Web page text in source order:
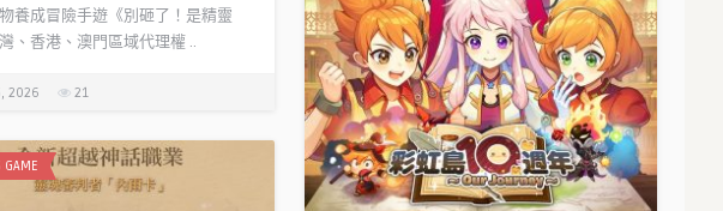
養成冒險手遊《別砸了！是精靈
、香港、澳門區域代理權 ..
2026 21
GAME